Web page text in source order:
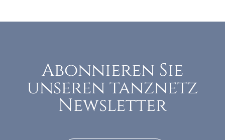
Abonnieren Sie
unseren tanznetz
Newsletter